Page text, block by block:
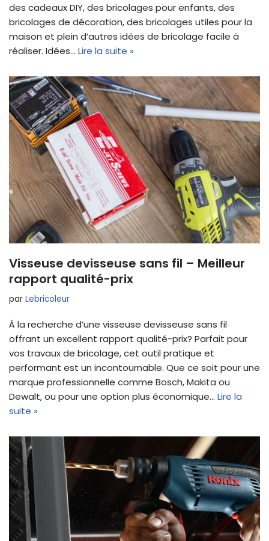
des cadeaux DIY, des bricolages pour enfants, des
bricolages de décoration, des bricolages utiles pour la
maison et plein d’autres idées de bricolage facile à
réaliser. Idées… Lire la suite »
Visseuse devisseuse sans fil – Meilleur
rapport qualité-prix
par Lebricoleur
À la recherche d’une visseuse devisseuse sans fil
offrant un excellent rapport qualité-prix? Parfait pour
vos travaux de bricolage, cet outil pratique et
performant est un incontournable. Que ce soit pour une
marque professionnelle comme Bosch, Makita ou
Dewalt, ou pour une option plus économique… Lire la
suite »